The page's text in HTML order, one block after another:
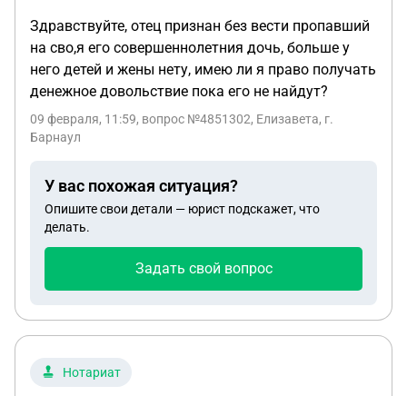
Здравствуйте, отец признан без вести пропавший
на сво,я его совершеннолетния дочь, больше у
него детей и жены нету, имею ли я право получать
денежное довольствие пока его не найдут?
09 февраля, 11:59, вопрос №4851302, Елизавета, г.
Барнаул
У вас похожая ситуация?
Опишите свои детали — юрист подскажет, что
делать.
Задать свой вопрос
Нотариат